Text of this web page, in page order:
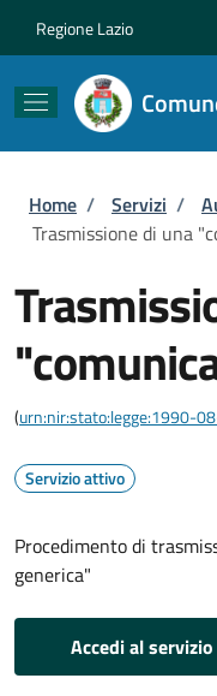
Regione Lazio
Briciole di
Home / Servizi /
Trasmissione di una
(urn:nir:stato:legge:1990-
Servizio attivo
Procedimento di
generica"
Accedi al servizio